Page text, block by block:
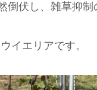
倒伏し、雑草抑制
イエリアです。